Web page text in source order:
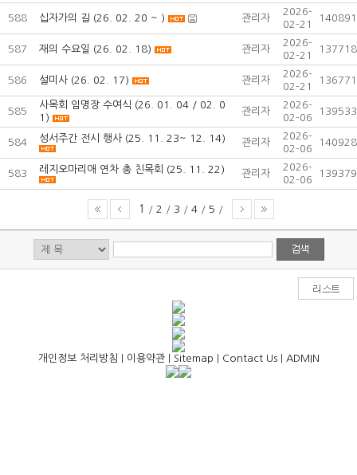
588 십자가의 길 (26. 02. 20 ~ ) 관리자
2026-
02-21
140891
587 재의 수요일 (26. 02. 18) 관리자
2026-
02-21
137718
586 설미사 (26. 02. 17) 관리자
2026-
02-21
136771
585
사목회 임명장 수여식 (26. 01. 04 / 02. 0
1)
관리자
2026-
02-06
139533
584 성서주간 전시 행사 (25. 11. 23~ 12. 14) 관리자
2026-
02-06
140928
583 레지오마리애 연차 총 친목회 (25. 11. 22) 관리자
2026-
02-06
139379
1 / 2 / 3 / 4 / 5 /
개인정보 처리방침 이용약관| Sitemap Contact Us| ADMIN